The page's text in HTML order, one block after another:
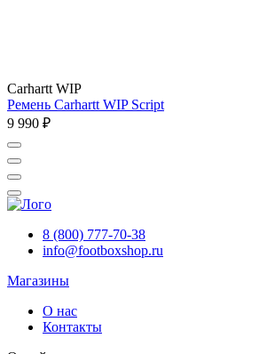
Carhartt WIP
Ремень Carhartt WIP Script
9 990 ₽
8 (800) 777-70-38
info@footboxshop.ru
Магазины
О нас
Контакты